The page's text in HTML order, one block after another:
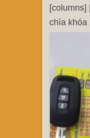
[columns]
chìa khóa